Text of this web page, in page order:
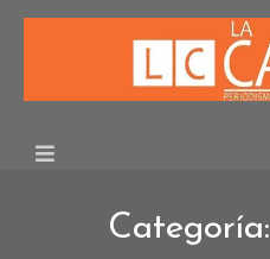
Skip
Categoría: